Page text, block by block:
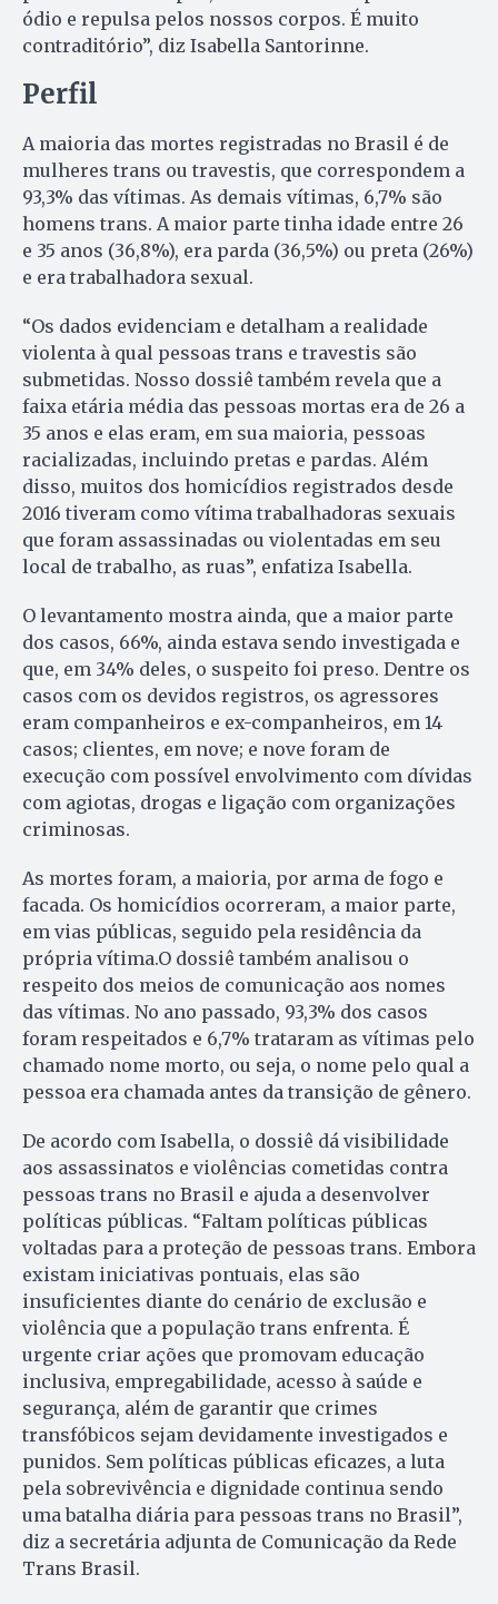
ódio e repulsa pelos nossos corpos. É muito
contraditório”, diz Isabella Santorinne.
Perfil
A maioria das mortes registradas no Brasil é de
mulheres trans ou travestis, que correspondem a
93,3% das vítimas. As demais vítimas, 6,7% são
homens trans. A maior parte tinha idade entre 26
e 35 anos (36,8%), era parda (36,5%) ou preta (26%)
e era trabalhadora sexual.
“Os dados evidenciam e detalham a realidade
violenta à qual pessoas trans e travestis são
submetidas. Nosso dossiê também revela que a
faixa etária média das pessoas mortas era de 26 a
35 anos e elas eram, em sua maioria, pessoas
racializadas, incluindo pretas e pardas. Além
disso, muitos dos homicídios registrados desde
2016 tiveram como vítima trabalhadoras sexuais
que foram assassinadas ou violentadas em seu
local de trabalho, as ruas”, enfatiza Isabella.
O levantamento mostra ainda, que a maior parte
dos casos, 66%, ainda estava sendo investigada e
que, em 34% deles, o suspeito foi preso. Dentre os
casos com os devidos registros, os agressores
eram companheiros e ex-companheiros, em 14
casos; clientes, em nove; e nove foram de
execução com possível envolvimento com dívidas
com agiotas, drogas e ligação com organizações
criminosas.
As mortes foram, a maioria, por arma de fogo e
facada. Os homicídios ocorreram, a maior parte,
em vias públicas, seguido pela residência da
própria vítima.O dossiê também analisou o
respeito dos meios de comunicação aos nomes
das vítimas. No ano passado, 93,3% dos casos
foram respeitados e 6,7% trataram as vítimas pelo
chamado nome morto, ou seja, o nome pelo qual a
pessoa era chamada antes da transição de gênero.
De acordo com Isabella, o dossiê dá visibilidade
aos assassinatos e violências cometidas contra
pessoas trans no Brasil e ajuda a desenvolver
políticas públicas. “Faltam políticas públicas
voltadas para a proteção de pessoas trans. Embora
existam iniciativas pontuais, elas são
insuficientes diante do cenário de exclusão e
violência que a população trans enfrenta. É
urgente criar ações que promovam educação
inclusiva, empregabilidade, acesso à saúde e
segurança, além de garantir que crimes
transfóbicos sejam devidamente investigados e
punidos. Sem políticas públicas eficazes, a luta
pela sobrevivência e dignidade continua sendo
uma batalha diária para pessoas trans no Brasil”,
diz a secretária adjunta de Comunicação da Rede
Trans Brasil.